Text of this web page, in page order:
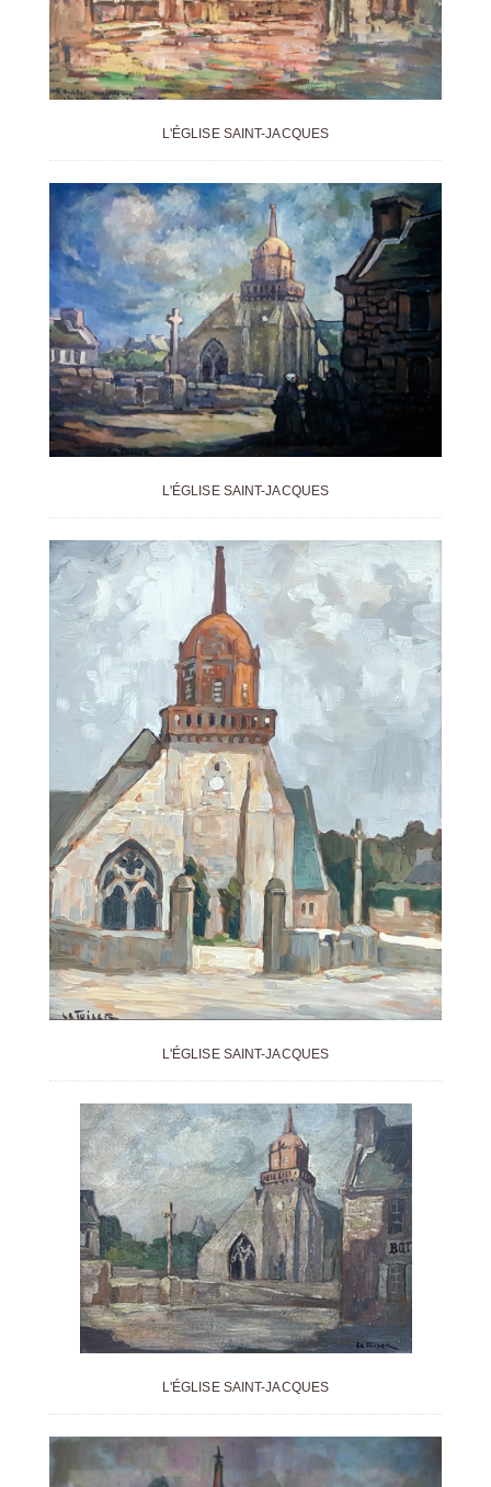
L'ÉGLISE SAINT-JACQUES
L'ÉGLISE SAINT-JACQUES
L'ÉGLISE SAINT-JACQUES
L'ÉGLISE SAINT-JACQUES